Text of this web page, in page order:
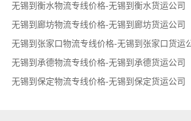
无锡到衡水物流专线价格-无锡到衡水货运公司
无锡到廊坊物流专线价格-无锡到廊坊货运公司
无锡到张家口物流专线价格-无锡到张家口货运
无锡到承德物流专线价格-无锡到承德货运公司
无锡到保定物流专线价格-无锡到保定货运公司